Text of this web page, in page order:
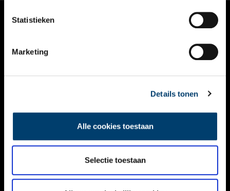
Statistieken
Marketing
Details tonen
Alle cookies toestaan
Selectie toestaan
NIEUWS
KALENDER
ACTIVITEITEN